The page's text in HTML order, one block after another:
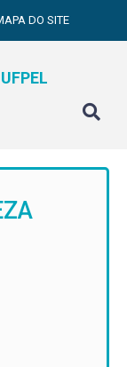
DO SITE
UFPEL